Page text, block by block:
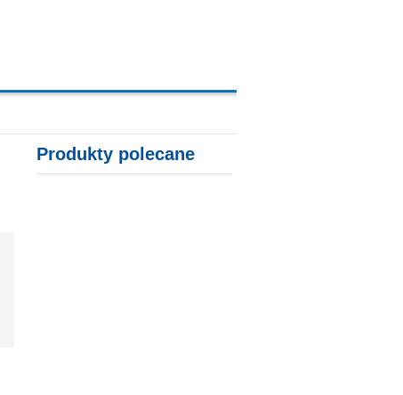
Produkty polecane